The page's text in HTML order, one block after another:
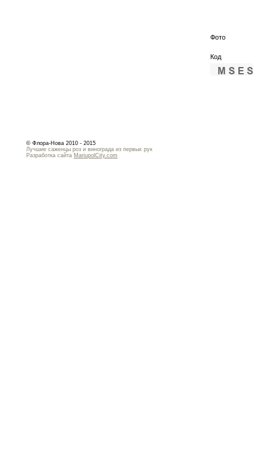
Фото
Код
© Флора-Нова 2010 - 2015
Лучшие саженцы роз и винограда из первых рук
Разработка сайта MariupolCity.com